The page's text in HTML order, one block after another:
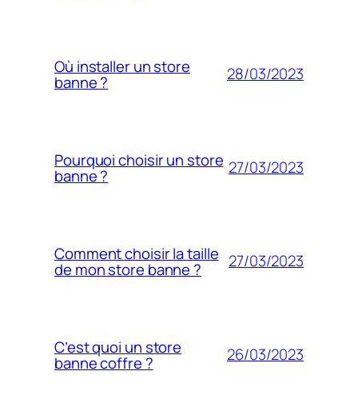
Où installer un store
banne ? 28/03/2023
Pourquoi choisir un store
banne ? 27/03/2023
Comment choisir la taille
de mon store banne ? 27/03/2023
C’est quoi un store
banne coffre ? 26/03/2023